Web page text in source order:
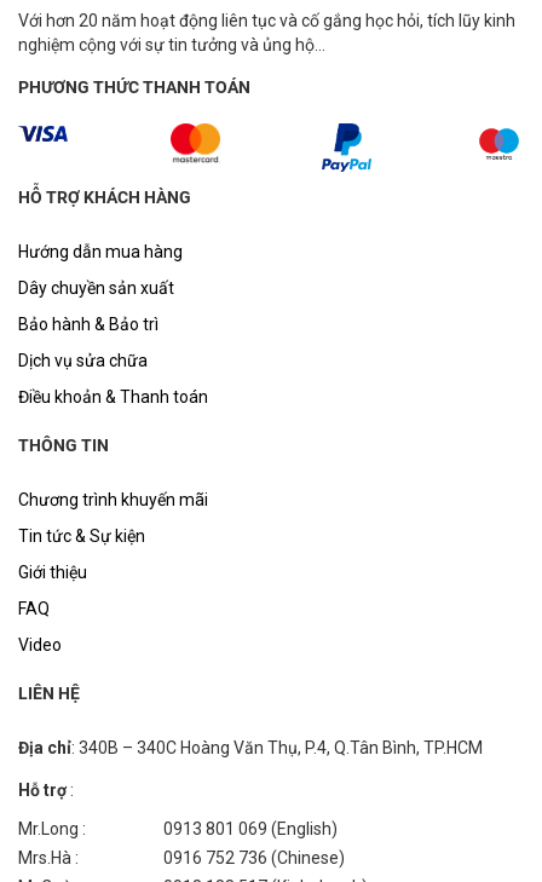
Với hơn 20 năm hoạt động liên tục và cố gắng học hỏi, tích lũy kinh
nghiệm cộng với sự tin tưởng và ủng hộ...
PHƯƠNG THỨC THANH TOÁN
HỖ TRỢ KHÁCH HÀNG
Hướng dẫn mua hàng
Dây chuyền sản xuất
Bảo hành & Bảo trì
Dịch vụ sửa chữa
Điều khoản & Thanh toán
THÔNG TIN
Chương trình khuyến mãi
Tin tức & Sự kiện
Giới thiệu
FAQ
Video
LIÊN HỆ
Địa chỉ: 340B – 340C Hoàng Văn Thụ, P.4, Q.Tân Bình, TP.HCM
Hỗ trợ:
Mr.Long :
0913 801 069 (English)
Mrs.Hà :
0916 752 736 (Chinese)